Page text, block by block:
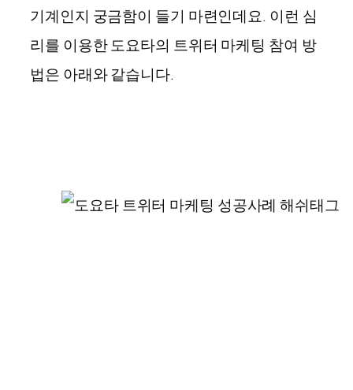
기계인지 궁금함이 들기 마련인데요. 이런 심
리를 이용한 도요타의 트위터 마케팅 참여 방
법은 아래와 같습니다.